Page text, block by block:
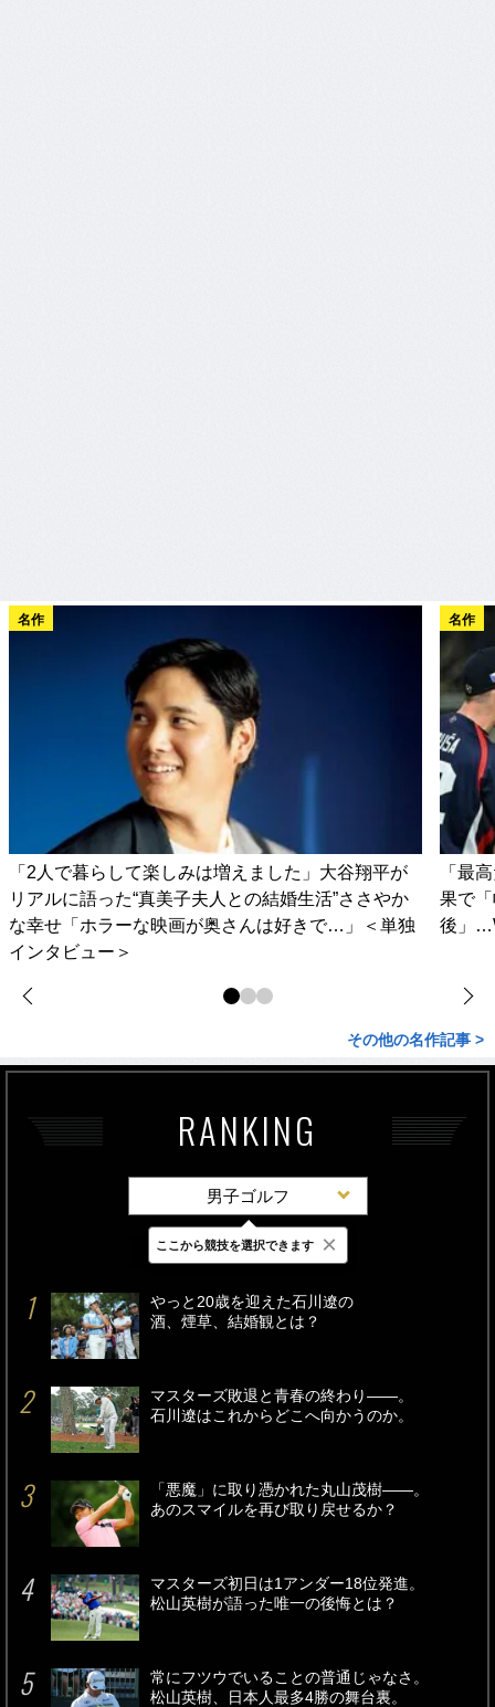
名作
「2人で暮らして楽しみは増えました」大谷翔平が
リアルに語った“真美子夫人との結婚生活”ささやか
な幸せ「ホラーな映画が奥さんは好きで…」＜単独
インタビュー＞
名作
「最
果で
後」
その他の名作記事 >
RANKING
男子ゴルフ
最新 24時間 週間
やっと20歳を迎えた石川遼の
酒、煙草、結婚観とは？
マスターズ敗退と青春の終わり――。
石川遼はこれからどこへ向かうのか。
「悪魔」に取り憑かれた丸山茂樹――。
あのスマイルを再び取り戻せるか？
マスターズ初日は1アンダー18位発進。
松山英樹が語った唯一の後悔とは？
常にフツウでいることの普通じゃなさ。
松山英樹、日本人最多4勝の舞台裏。
ここから競技を選択できます ×